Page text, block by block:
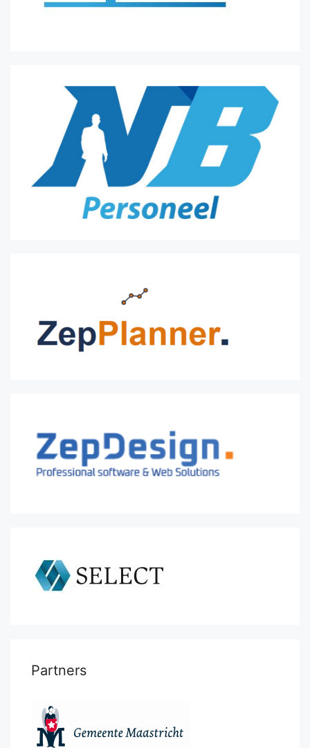
Partners